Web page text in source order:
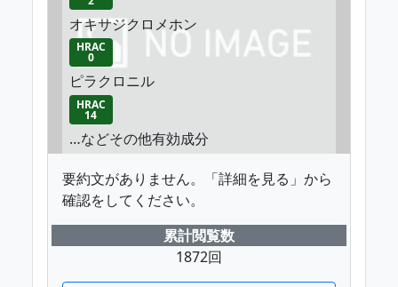
オキサジクロメホン
HRAC
0
ピラクロニル
HRAC
14
…などその他有効成分
要約文がありません。「詳細を見る」から
確認をしてください。
累計閲覧数
1872回